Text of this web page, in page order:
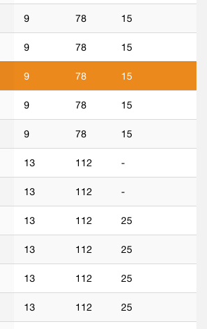
9 78 15
9 78 15
9 78 15
9 78 15
9 78 15
13 112 -
13 112 -
13 112 25
13 112 25
13 112 25
13 112 25